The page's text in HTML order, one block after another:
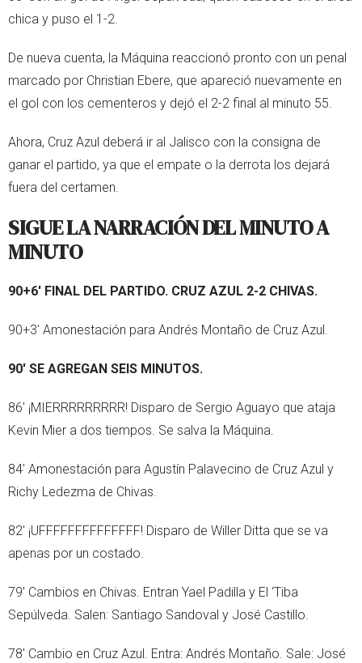
chica y puso el 1-2.
De nueva cuenta, la Máquina reaccionó pronto con un penal
marcado por Christian Ebere, que apareció nuevamente en
el gol con los cementeros y dejó el 2-2 final al minuto 55.
Ahora, Cruz Azul deberá ir al Jalisco con la consigna de
ganar el partido, ya que el empate o la derrota los dejará
fuera del certamen.
SIGUE LA NARRACIÓN DEL MINUTO A
MINUTO
90+6' FINAL DEL PARTIDO. CRUZ AZUL 2-2 CHIVAS.
90+3' Amonestación para Andrés Montaño de Cruz Azul.
90' SE AGREGAN SEIS MINUTOS.
86' ¡MIERRRRRRRRR! Disparo de Sergio Aguayo que ataja
Kevin Mier a dos tiempos. Se salva la Máquina.
84' Amonestación para Agustín Palavecino de Cruz Azul y
Richy Ledezma de Chivas.
82' ¡UFFFFFFFFFFFFFF! Disparo de Willer Ditta que se va
apenas por un costado.
79' Cambios en Chivas. Entran Yael Padilla y El ‘Tiba
Sepúlveda. Salen: Santiago Sandoval y José Castillo.
78' Cambio en Cruz Azul. Entra: Andrés Montaño. Sale: José